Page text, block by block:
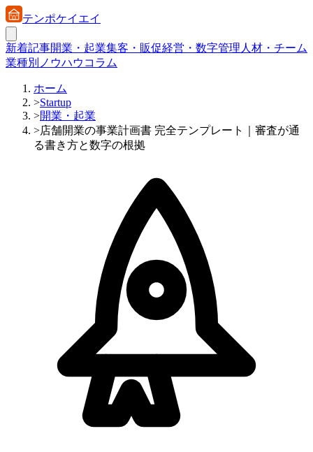
テンポケイエイ
新着記事開業・起業集客・販促経営・数字管理 人材・チーム
業種別ノウハウ コラム
ホーム
>Startup
>開業・起業
>店舗開業の事業計画書 完全テンプレート｜審査が通
る書き方と数字の根拠